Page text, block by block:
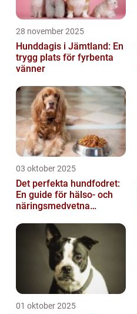
28 november 2025
Hunddagis i Jämtland: En
trygg plats för fyrbenta
vänner
03 oktober 2025
Det perfekta hundfodret:
En guide för hälso- och
näringsmedvetna
01 oktober 2025